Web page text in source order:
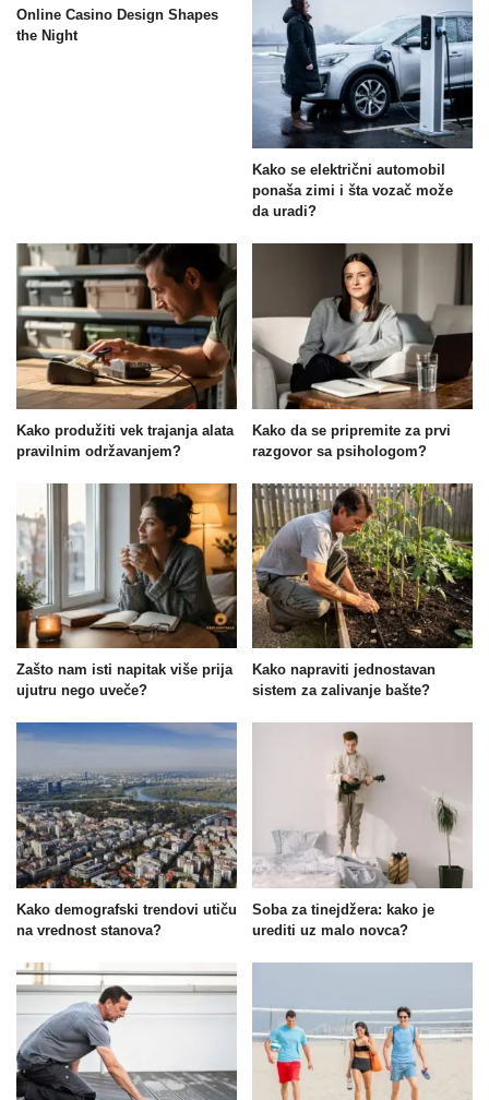
Online Casino Design Shapes
the Night
Kako se električni automobil
ponaša zimi i šta vozač može
da uradi?
Kako produžiti vek trajanja alata
pravilnim održavanjem?
Kako da se pripremite za prvi
razgovor sa psihologom?
Zašto nam isti napitak više prija
ujutru nego uveče?
Kako napraviti jednostavan
sistem za zalivanje bašte?
Kako demografski trendovi utiču
na vrednost stanova?
Soba za tinejdžera: kako je
urediti uz malo novca?